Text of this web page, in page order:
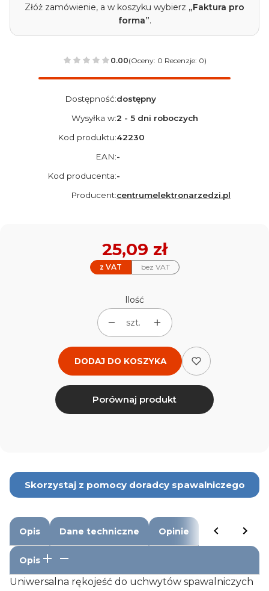
Złóż zamówienie, a w koszyku wybierz „Faktura pro
forma”.
0.00(Oceny: 0 Recenzje: 0)
Dostępność:dostępny
Wysyłka w:2 - 5 dni roboczych
Kod produktu:42230
EAN:-
Kod producenta:-
Producent:centrumelektronarzedzi.pl
z VAT bez VAT
Cena
25,09 zł
Ilość
szt.
DODAJ DO KOSZYKA
Porównaj produkt
Skorzystaj z pomocy doradcy spawalniczego
Opis Dane techniczne Opinie
Opis
Uniwersalna rękojeść do uchwytów spawalniczych